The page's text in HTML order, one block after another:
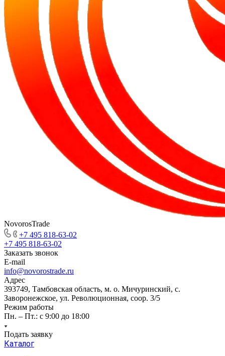
NovorosTrade
+7 495 818-63-02
+7 495 818-63-02
Заказать звонок
E-mail
info@novorostrade.ru
Адрес
393749, Тамбовская область, м. о. Мичуринский, с.
Заворонежское, ул. Революционная, соор. 3/5
Режим работы
Пн. – Пт.: с 9:00 до 18:00
Подать заявку
Каталог